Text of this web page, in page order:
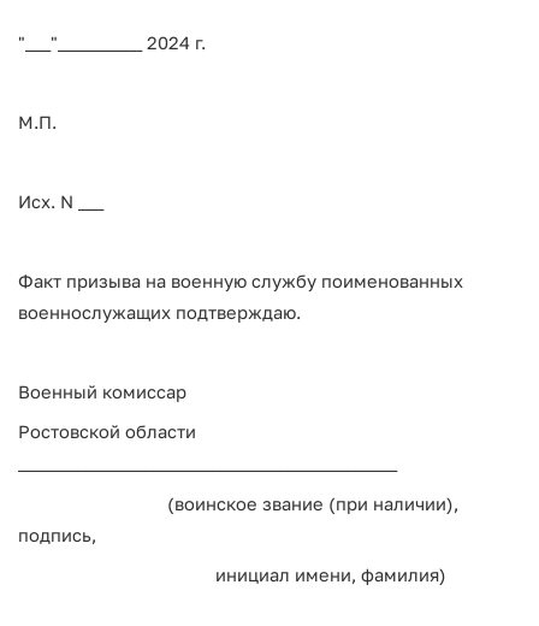
"___"__________ 2024 г.
М.П.
Исх. N ___
Факт призыва на военную службу поименованных
военнослужащих подтверждаю.
Военный комиссар
Ростовской области
(воинское звание (при наличии),
подпись,
инициал имени, фамилия)